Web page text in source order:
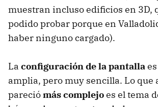
muestran incluso edificios en 3D,
podido probar porque en
haber ninguno cargado).
La configuración de la pantalla
amplia, pero muy sencilla. Lo que
pareciómás complejoes el tema